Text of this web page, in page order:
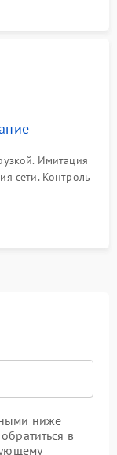
Имитация
сети. Контроль
режима и
ниже
в